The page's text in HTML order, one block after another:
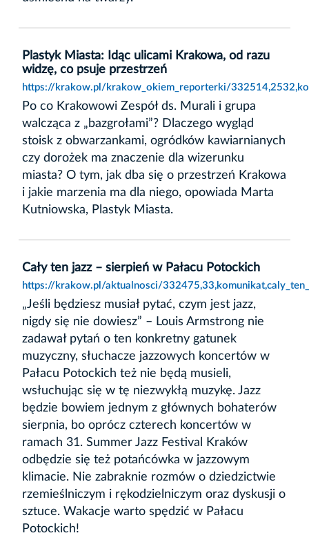
Plastyk Miasta: Idąc ulicami Krakowa, od razu
widzę, co psuje przestrzeń
https://krakow.pl/krakow_okiem_reporterki/
Po co Krakowowi Zespół ds. Murali i grupa
walcząca z „bazgrołami”? Dlaczego wygląd
stoisk z obwarzankami, ogródków kawiarnianych
czy dorożek ma znaczenie dla wizerunku
miasta? O tym, jak dba się o przestrzeń Krakowa
i jakie marzenia ma dla niego, opowiada Marta
Kutniowska, Plastyk Miasta.
Cały ten jazz – sierpień w Pałacu Potockich
https://krakow.pl/aktualnosci/
„Jeśli będziesz musiał pytać, czym jest jazz,
nigdy się nie dowiesz” – Louis Armstrong nie
zadawał pytań o ten konkretny gatunek
muzyczny, słuchacze jazzowych koncertów w
Pałacu Potockich też nie będą musieli,
wsłuchując się w tę niezwykłą muzykę. Jazz
będzie bowiem jednym z głównych bohaterów
sierpnia, bo oprócz czterech koncertów w
ramach 31. Summer Jazz Festival Kraków
odbędzie się też potańcówka w jazzowym
klimacie. Nie zabraknie rozmów o dziedzictwie
rzemieślniczym i rękodzielniczym oraz dyskusji o
sztuce. Wakacje warto spędzić w Pałacu
Potockich!